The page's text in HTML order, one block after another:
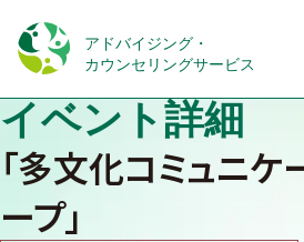
content
アドバイジング・
カウンセリングサービス
イベント詳細
「多文化コミュニケ
ープ」